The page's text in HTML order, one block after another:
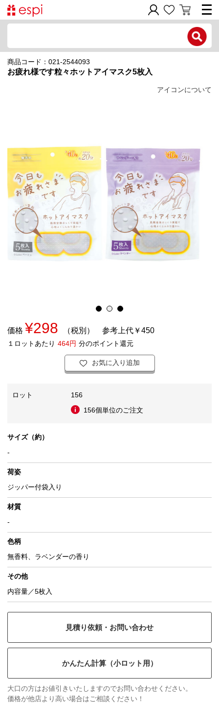
商品コード：021-2544093
お疲れ様です粒々ホットアイマスク5枚入
アイコンについて
価格 ¥298 （税別） 参考上代￥450
１ロットあたり 464円 分のポイント還元
お気に入り追加
ロット
156
156個単位のご注文
サイズ（約）
-
荷姿
ジッパー付袋入り
材質
-
色柄
無香料、ラベンダーの香り
その他
内容量／5枚入
見積り依頼・お問い合わせ
かんたん計算（小ロット用）
大口の方はお値引きいたしますのでお問い合わせください。
価格が他店より高い場合はご相談ください！
新規会員登録
お問い合わせフォーム